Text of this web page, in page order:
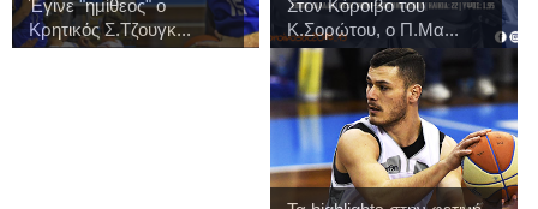
Έγινε "ημίθεος" ο
Κρητικός Σ.Τζουγκ...
Στον Κόροιβο του
Κ.Σορώτου, ο Π.Μα...